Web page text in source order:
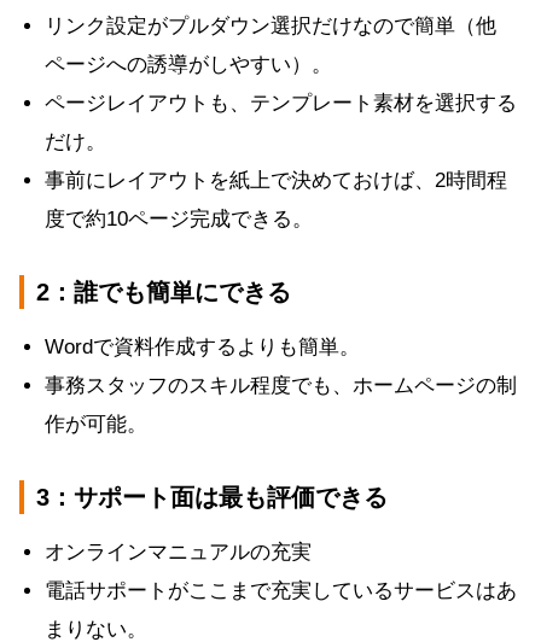
リンク設定がプルダウン選択だけなので簡単（他
ページへの誘導がしやすい）。
ページレイアウトも、テンプレート素材を選択する
だけ。
事前にレイアウトを紙上で決めておけば、2時間程
度で約10ページ完成できる。
2：誰でも簡単にできる
Wordで資料作成するよりも簡単。
事務スタッフのスキル程度でも、ホームページの制
作が可能。
3：サポート面は最も評価できる
オンラインマニュアルの充実
電話サポートがここまで充実しているサービスはあ
まりない。